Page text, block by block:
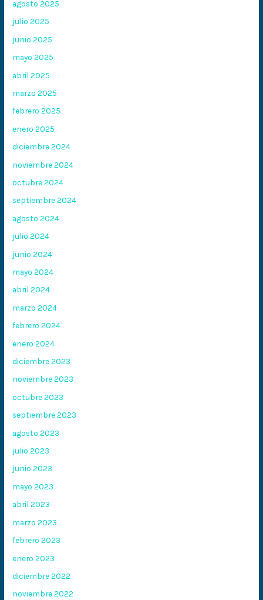
agosto 2025
julio 2025
junio 2025
mayo 2025
abril 2025
marzo 2025
febrero 2025
enero 2025
diciembre 2024
noviembre 2024
octubre 2024
septiembre 2024
agosto 2024
julio 2024
junio 2024
mayo 2024
abril 2024
marzo 2024
febrero 2024
enero 2024
diciembre 2023
noviembre 2023
octubre 2023
septiembre 2023
agosto 2023
julio 2023
junio 2023
mayo 2023
abril 2023
marzo 2023
febrero 2023
enero 2023
diciembre 2022
noviembre 2022